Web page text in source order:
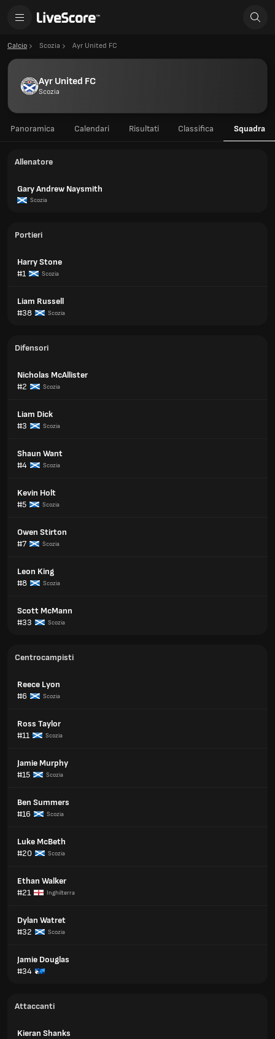
Calcio Scozia Ayr United FC
Ayr United FC
Scozia
Panoramica Calendari Risultati Classifica Squadra
Allenatore
Gary Andrew Naysmith
Scozia
Portieri
Harry Stone
#1
Scozia
Liam Russell
#38
Scozia
Difensori
Nicholas McAllister
#2
Scozia
Liam Dick
#3
Scozia
Shaun Want
#4
Scozia
Kevin Holt
#5
Scozia
Owen Stirton
#7
Scozia
Leon King
#8
Scozia
Scott McMann
#33
Scozia
Centrocampisti
Reece Lyon
#6
Scozia
Ross Taylor
#11
Scozia
Jamie Murphy
#15
Scozia
Ben Summers
#16
Scozia
Luke McBeth
#20
Scozia
Ethan Walker
#21
Inghilterra
Dylan Watret
#32
Scozia
Jamie Douglas
#34
Attaccanti
Kieran Shanks